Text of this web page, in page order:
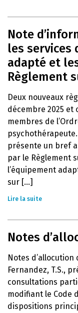
Note
les services
adapté et
Règlement
Deux nouveaux
décembre 2025 et
membres de
présente un bref
par le Règlement
l’équipement
sur [...]
Lire la suite
Notes
Notes d’allocution
Fernandez, T.S.,
consultations
modifiant le Code
dispositions